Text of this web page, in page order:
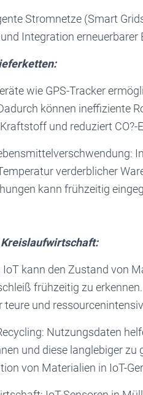
Stromnetze (Smart
Integration erneuerbarer
wie GPS-Tracker
können ineffiziente
und reduziert CO?-
verderblicher
kann frühzeitig
kann den Zustand von
frühzeitig zu
teure und
Nutzungsdaten
und diese langlebiger
von Materialien in IoT-